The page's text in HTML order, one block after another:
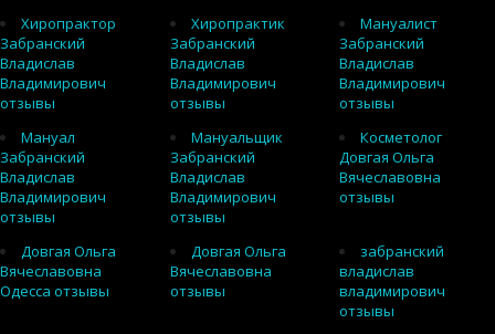
Хиропрактор
Забранский
Владислав
Владимирович
отзывы
Хиропрактик
Забранский
Владислав
Владимирович
отзывы
Мануалист
Забранский
Владислав
Владимирович
отзывы
Мануал
Забранский
Владислав
Владимирович
отзывы
Мануальщик
Забранский
Владислав
Владимирович
отзывы
Косметолог
Довгая Ольга
Вячеславовна
отзывы
Довгая Ольга
Вячеславовна
Одесса отзывы
Довгая Ольга
Вячеславовна
отзывы
забранский
владислав
владимирович
отзывы